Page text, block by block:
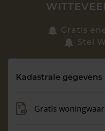
Zoek een woning
Maandag t/m vrijdag -
Gratis
Stel
Kadastrale gegevens
Gratis